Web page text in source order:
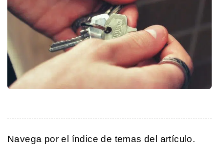
Navega por el índice de temas del artículo.